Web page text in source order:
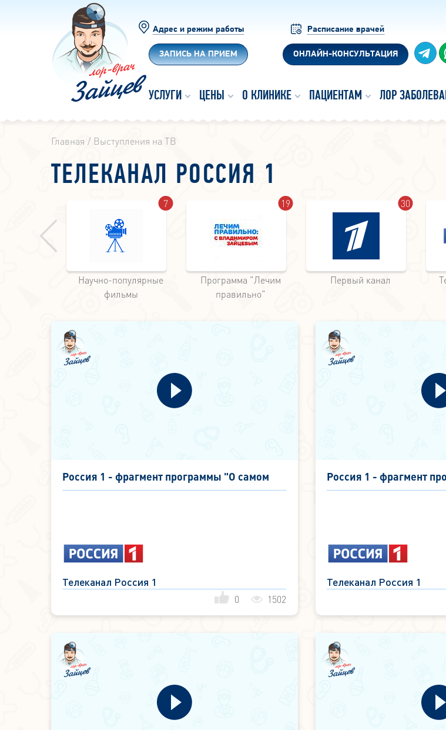
Адрес и режим работы
ЗАПИСЬ НА ПРИЕМ
Расписание врачей
ОНЛАЙН-КОНСУЛЬТАЦИЯ
УСЛУГИ ЦЕНЫ О КЛИНИКЕ ПАЦИЕНТАМ ЛОР
Главная Выступления на ТВ
ТЕЛЕКАНАЛ РОССИЯ 1
7
Научно-популярные
фильмы
19
Программа "Лечим
правильно"
30
Первый канал
Россия 1 - фрагмент программы "О самом
главном" - Коронавирус - 2 апреля 2020
Телеканал Россия 1
0 1502
Россия 1 - фрагмент
главном" - Шум в ухе -
Телеканал Россия 1